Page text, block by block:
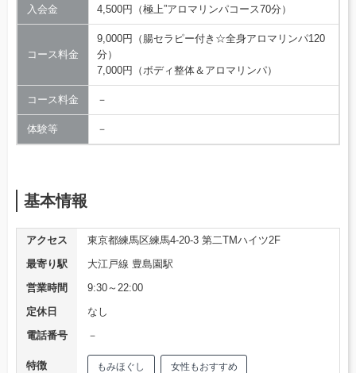
入会金 4,500円（極上”アロマリンパコース70分）
コース料金
9,000円（腸セラピー付き☆全身アロマリンパ120
分）
7,000円（ボディ整体＆アロマリンパ）
コース料金 －
体験等 －
基本情報
アクセス
東京都練馬区練馬4-20-3 第二TMハイツ2F
最寄り駅
大江戸線 豊島園駅
営業時間
9:30～22:00
定休日
なし
電話番号
－
特徴 もみほぐし 女性もおすすめ